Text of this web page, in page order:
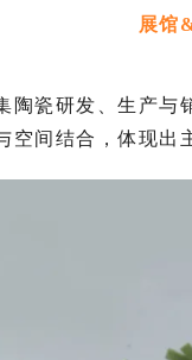
展馆
陶瓷研发、生产
空间结合，体现出